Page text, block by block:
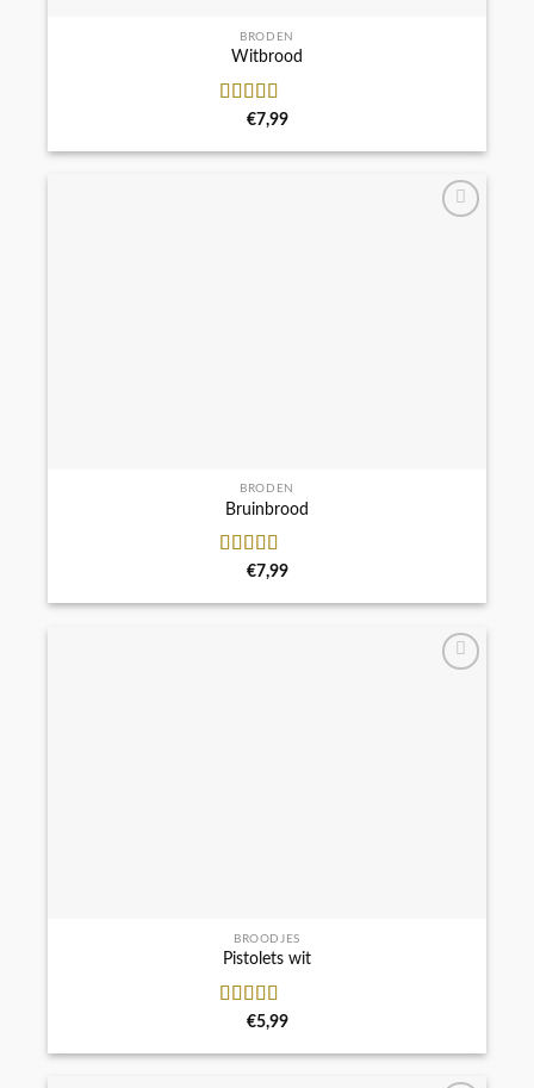
BRODEN
Witbrood
Waardering
€7,99
BRODEN
Bruinbrood
Waardering
€7,99
BROODJES
Pistolets wit
Waardering
€5,99